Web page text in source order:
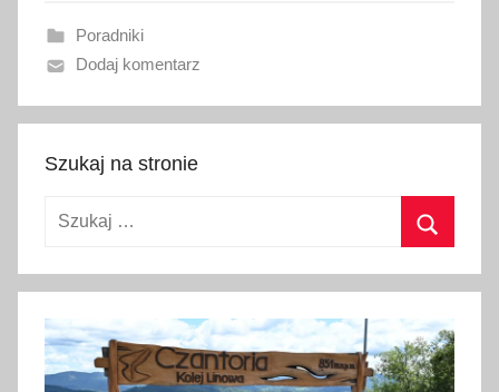
n
o
s
t
n
a
2
0
Poradniki
Dodaj komentarz
Szukaj na stronie
Szukaj: